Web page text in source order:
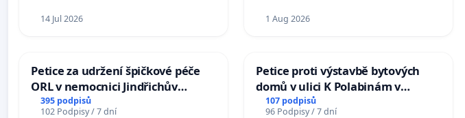
14 Jul 2026 1 Aug 2026
Petice za udržení špičkové péče
ORL v nemocnici Jindřichův
Hradec
395 podpisů
102 Podpisy / 7 dní
Petice proti výstavbě bytových
domů v ulici K Polabinám v
Pardubicích
107 podpisů
96 Podpisy / 7 dní